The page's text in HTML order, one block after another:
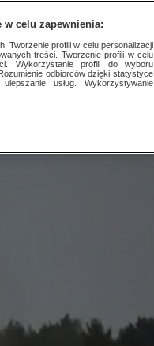
WYŚLIJ MATERIAŁ
24
w celu zapewnienia:
Tworzenie profili w celu personalizacji
treści. Tworzenie profili w celu
Wykorzystanie profili do wyboru
odbiorców dzięki statystyce
usług. Wykorzystywanie